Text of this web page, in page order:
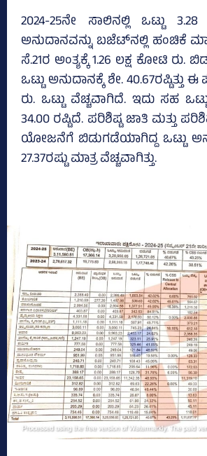
2024-25ನೇ ಸಾಲಿನಲ್ಲಿ ಒಟ್ಟು
ಅನುದಾನವನ್ನು ಬಜೆಟ್‌ನಲ್ಲಿ ಹಂಚಿಕೆ
ಸೆ.21ರ ಅಂತ್ಯಕ್ಕೆ 1.26 ಲಕ್ಷ ಕೋಟಿ ರು.
ಒಟ್ಟು ಅನುದಾನಕ್ಕೆ ಶೇ. 40.67ರಷ್ಟಿತ್ತು ಈ
ರು. ಒಟ್ಟು ವೆಚ್ಚವಾಗಿದೆ. ಇದು ಸಹ
34.00 ರಷ್ಟಿದೆ. ಪರಿಶಿಷ್ಟ ಜಾತಿ ಮತ್ತು
ಯೋಜನೆಗೆ ಬಿಡುಗಡೆಯಾಗಿದ್ದ ಒಟ್ಟು
27.37ರಷ್ಟು ಮಾತ್ರ ವೆಚ್ಚವಾಗಿತ್ತು.